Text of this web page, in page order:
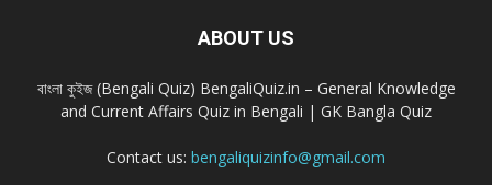
ABOUT US
বাংলা কুইজ (Bengali Quiz) BengaliQuiz.in – General Knowledge
and Current Affairs Quiz in Bengali | GK Bangla Quiz
Contact us: bengaliquizinfo@gmail.com